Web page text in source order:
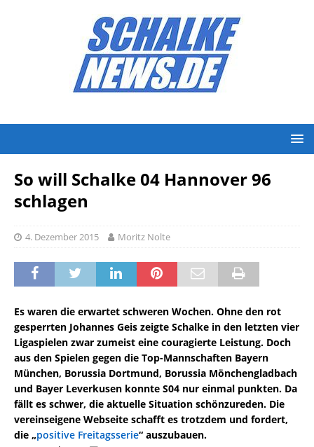
So will Schalke 04 Hannover 96
schlagen
4. Dezember 2015 Moritz Nolte
Es waren die erwartet schweren Wochen. Ohne den rot
gesperrten Johannes Geis zeigte Schalke in den letzten vier
Ligaspielen zwar zumeist eine couragierte Leistung. Doch
aus den Spielen gegen die Top-Mannschaften Bayern
München, Borussia Dortmund, Borussia Mönchengladbach
und Bayer Leverkusen konnte S04 nur einmal punkten. Da
fällt es schwer, die aktuelle Situation schönzureden. Die
vereinseigene Webseite schafft es trotzdem und fordert,
die „positive Freitagsserie“ auszubauen.